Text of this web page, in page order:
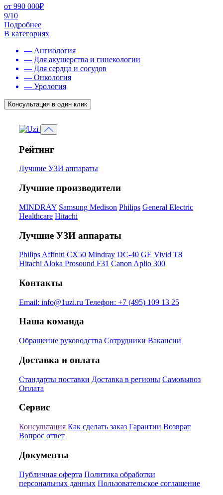
от 990 000₽
9/10
Подробнее
В категориях
— Ангиология
— Для акушерства и гинекологии
— Для сердца и сосудов
— Онкология
— Урология
Консультация в один клик
Рейтинг
Лучшие УЗИ аппараты
Лучшие производители
MINDRAY Samsung Medison Philips General Electric
Healthcare Hitachi
Лучшие УЗИ аппараты
Philips Affiniti CX50 Mindray DC-40 GE Vivid T8
Hitachi Aloka Prosound F31 Canon Aplio 300
Контакты
Email: info@1uzi.ru Телефон: +7 (495) 109 13 25
Наша команда
Обращение руководства Сотрудники Вакансии
Доставка и оплата
Стандарты поставки Доставка в регионы Самовывоз
Оплата
Сервис
Консультация Как сделать заказ Гарантии Возврат
Вопрос ответ
Документы
Публичная оферта Политика обработки
персональных данных Пользовательское соглашение